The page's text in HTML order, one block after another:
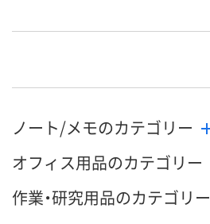
ノート/メモのカテゴリー
オフィス用品のカテゴリー
作業・研究用品のカテゴリー